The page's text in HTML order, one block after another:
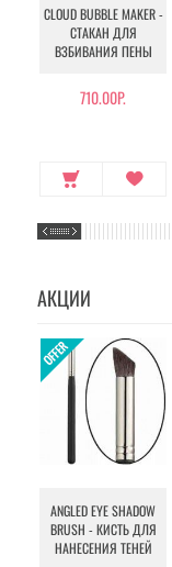
CLOUD BUBBLE MAKER -
СТАКАН ДЛЯ
ВЗБИВАНИЯ ПЕНЫ
710.00Р.
АКЦИИ
ANGLED EYE SHADOW
BRUSH - КИСТЬ ДЛЯ
НАНЕСЕНИЯ ТЕНЕЙ